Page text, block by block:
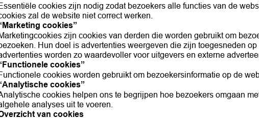
cookies zijn nodig zodat bezoekers alle functies van de
zal de website niet correct werken.
cookies”
zijn cookies van derden die worden gebruikt om
Hun doel is advertenties weergeven die zijn toegesneden
worden zo waardevoller voor uitgevers en externe
cookies”
cookies worden gebruikt om bezoekersinformatie op de
cookies”
cookies helpen ons te begrijpen hoe bezoekers omgaan
analyses uit te voeren.
van cookies